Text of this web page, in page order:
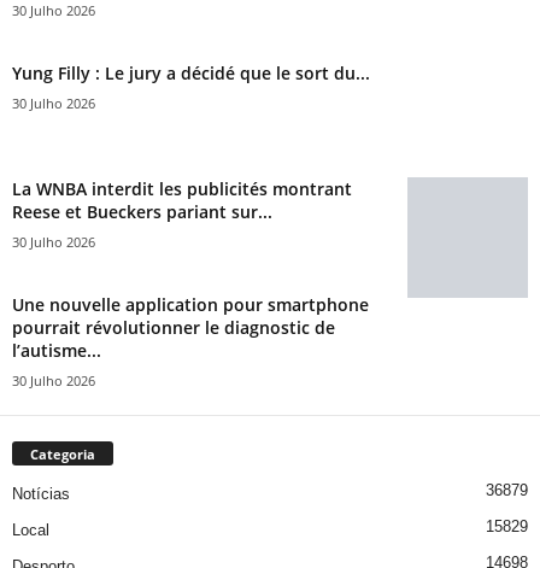
30 Julho 2026
Yung Filly : Le jury a décidé que le sort du...
30 Julho 2026
La WNBA interdit les publicités montrant
Reese et Bueckers pariant sur...
30 Julho 2026
Une nouvelle application pour smartphone
pourrait révolutionner le diagnostic de
l’autisme...
30 Julho 2026
Categoria
Notícias 36879
Local 15829
14698